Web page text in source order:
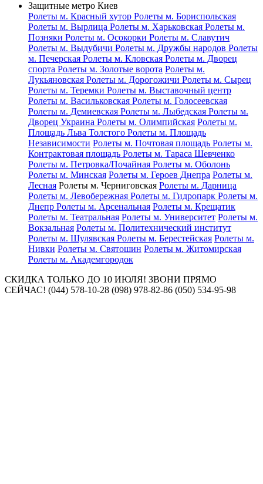
Защитные метро Киев
Ролеты м. Красный хутор Ролеты м. Бориспольская
Ролеты м. Вырлица Ролеты м. Харьковская Ролеты м.
Позняки Ролеты м. Осокорки Ролеты м. Славутич
Ролеты м. Выдубичи Ролеты м. Дружбы народов Ролеты
м. Печерская Ролеты м. Кловская Ролеты м. Дворец
спорта Ролеты м. Золотые ворота Ролеты м.
Лукьяновская Ролеты м. Дорогожичи Ролеты м. Сырец
Ролеты м. Теремки Ролеты м. Выставочный центр
Ролеты м. Васильковская Ролеты м. Голосеевская
Ролеты м. Демиевская Ролеты м. Лыбедская Ролеты м.
Дворец Украина Ролеты м. Олимпийская Ролеты м.
Площадь Льва Толстого Ролеты м. Площадь
Независимости Ролеты м. Почтовая площадь Ролеты м.
Контрактовая площадь Ролеты м. Тараса Шевченко
Ролеты м. Петровка/Почайная Ролеты м. Оболонь
Ролеты м. Минская Ролеты м. Героев Днепра Ролеты м.
Лесная Ролеты м. Черниговская Ролеты м. Дарница
Ролеты м. Левобережная Ролеты м. Гидропарк Ролеты м.
Днепр Ролеты м. Арсенальная Ролеты м. Крещатик
Ролеты м. Театральная Ролеты м. Университет Ролеты м.
Вокзальная Ролеты м. Политехнический институт
Ролеты м. Шулявская Ролеты м. Берестейская Ролеты м.
Нивки Ролеты м. Святошин Ролеты м. Житомирская
Ролеты м. Академгородок
СКИДКА ТОЛЬКО ДО 10 ИЮЛЯ! ЗВОНИ ПРЯМО
СЕЙЧАС! (044) 578-10-28 (098) 978-82-86 (050) 534-95-98